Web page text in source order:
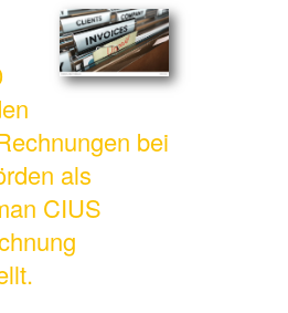
ab 2025
bei
als
CIUS